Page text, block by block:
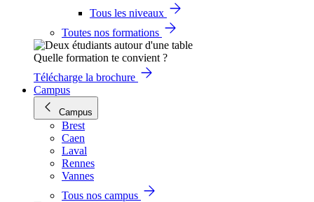
Tous les niveaux
Toutes nos formations
Quelle formation te convient ?
Télécharge la brochure
Campus
Campus
Brest
Caen
Laval
Rennes
Vannes
Tous nos campus